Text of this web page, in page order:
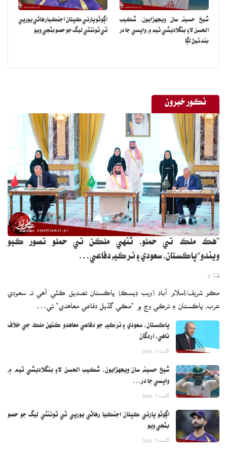
شيخ حسينه سان ويجهڙايون، شڪيب
الحسن لاءِ بنگلاديشي ٽيم ۾ واپسي جا در
بند ٿيڻ لڳا
اڳوڻو ڀارتي ڪپتان اجنڪيا رهاڻي يورپي
ٽي ٽوئنٽي ليگ جو حصو بڻجي ويو
نڪور خبرون
”هڪ ملڪ تي حملو، ٽنهي ملڪن تي حملو تصور ڪيو
ويندو“پاڪستان، سعودي ۽ ترڪيه دفاعي…
مڪو شريف/اسلام آباد (ويب ڊيسڪ) پاڪستان تصديق ڪئي آهي ته سعودي
عرب، پاڪستان ۽ ترڪي وچ ۾ ”مڪي گڏيل دفاعي معاهدي“ تي…
پاڪستان، سعودي ۽ ترڪيه جو دفاعي معاهدو ڪنهن ملڪ جي خلاف
ناهي: اردگان
اگست 7, 2026
شيخ حسينه سان ويجهڙايون، شڪيب الحسن لاءِ بنگلاديشي ٽيم ۾
واپسي جا در…
اگست 7, 2026
اڳوڻو ڀارتي ڪپتان اجنڪيا رهاڻي يورپي ٽي ٽوئنٽي ليگ جو حصو
بڻجي ويو
اگست 7, 2026